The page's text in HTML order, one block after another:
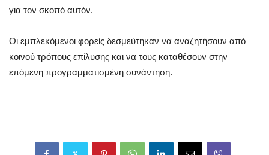
για τον σκοπό αυτόν.
Οι εμπλεκόμενοι φορείς δεσμεύτηκαν να αναζητήσουν από
κοινού τρόπους επίλυσης και να τους καταθέσουν στην
επόμενη προγραμματισμένη συνάντηση.